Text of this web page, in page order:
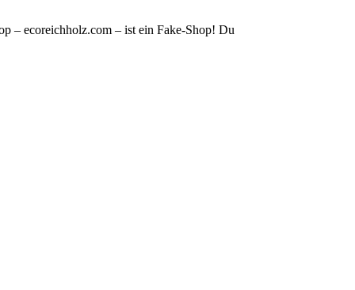
– ecoreichholz.com – ist ein Fake-Shop! Du